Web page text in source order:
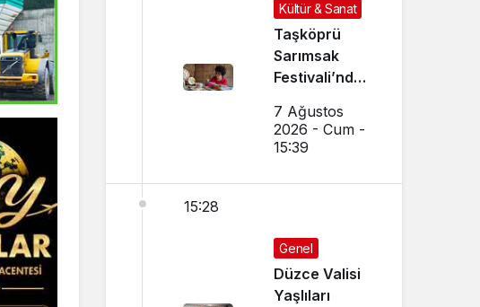
Kültür & Sanat
Taşköprü
Sarımsak
Festivali’nde
Yöresel
Lezzetler
7 Ağustos
2026 - Cum -
15:39
15:28
Genel
Düzce Valisi
Yaşlıları